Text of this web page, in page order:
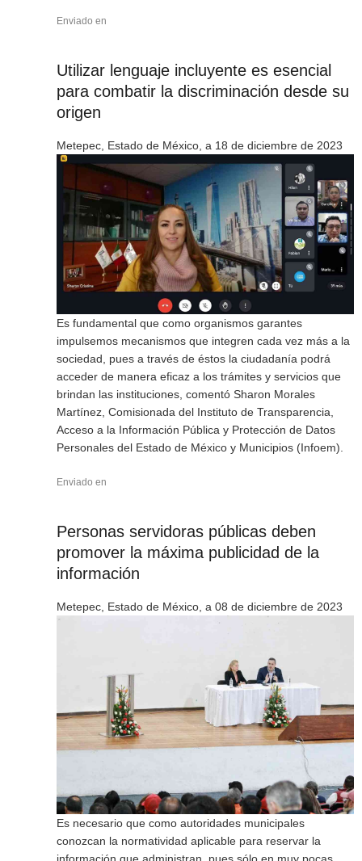
Enviado en
Utilizar lenguaje incluyente es esencial
para combatir la discriminación desde su
origen
Metepec, Estado de México, a 18 de diciembre de 2023
Es fundamental que como organismos garantes
impulsemos mecanismos que integren cada vez más a la
sociedad, pues a través de éstos la ciudadanía podrá
acceder de manera eficaz a los trámites y servicios que
brindan las instituciones, comentó Sharon Morales
Martínez, Comisionada del Instituto de Transparencia,
Acceso a la Información Pública y Protección de Datos
Personales del Estado de México y Municipios (Infoem).
Enviado en
Personas servidoras públicas deben
promover la máxima publicidad de la
información
Metepec, Estado de México, a 08 de diciembre de 2023
Es necesario que como autoridades municipales
conozcan la normatividad aplicable para reservar la
información que administran, pues sólo en muy pocas